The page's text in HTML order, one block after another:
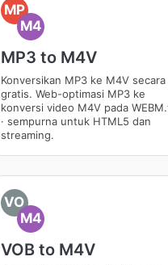
MP
M4
MP3 to M4V
Konversikan MP3 ke M4V secara
gratis. Web-optimasi MP3 ke
konversi video M4V pada
· sempurna untuk HTML5 dan
streaming.
VO
M4
VOB to M4V